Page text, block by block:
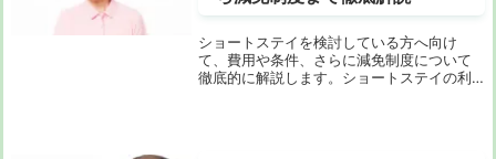
ショートステイを検討している方へ向け
て、費用や条件、さらに減免制度について
徹底的に解説します。ショートステイの利